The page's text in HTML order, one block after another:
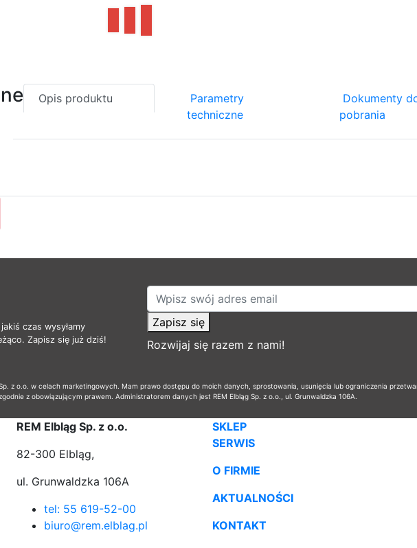
Opis produktu
Parametry
techniczne
Dokumenty
pobrania
czas wysyłamy
Zapisz się już dziś!
Zapisz się
Rozwijaj się razem z nami!
z o.o. w celach marketingowych. Mam prawo dostępu do moich danych, sprostowania, usunięcia lub ograniczenia
z obowiązującym prawem. Administratorem danych jest REM Elbląg Sp. z o.o., ul. Grunwaldzka 106A.
REM Elbląg Sp. z o.o.
82-300 Elbląg,
ul. Grunwaldzka 106A
tel: 55 619-52-00
biuro@rem.elblag.pl
SKLEP
SERWIS
O FIRMIE
AKTUALNOŚCI
KONTAKT